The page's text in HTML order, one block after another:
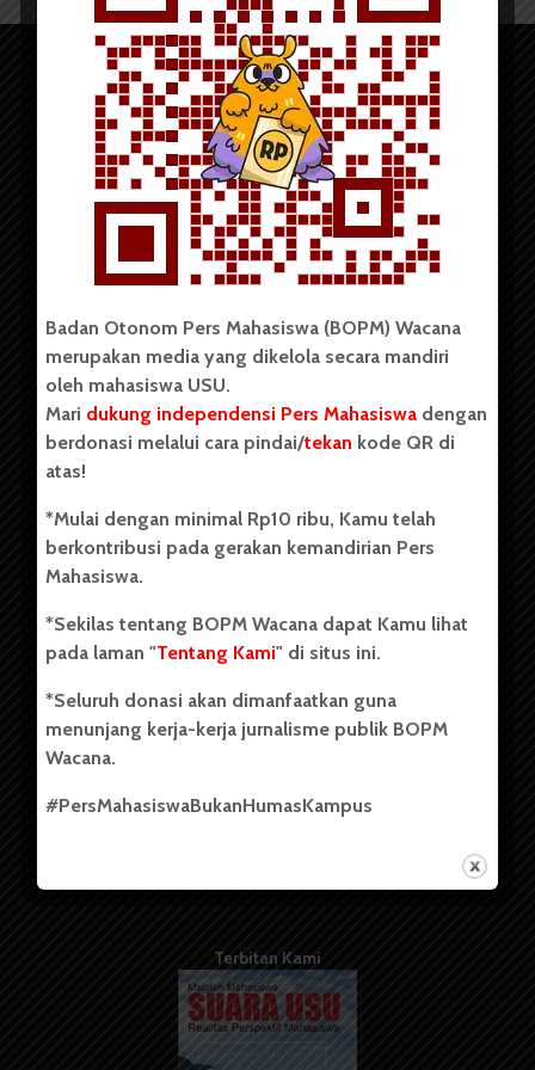
Copyright © 2023. All rights reserved BOPM WACANA.
Badan Otonom Pers Mahasiswa (BOPM) Wacana merupakan
pers mahasiswa yang berdiri di luar kampus dan dikelola
secara mandiri oleh mahasiswa Universitas Sumatera Utara
(USU). Sebelumnya BOPM Wacana merupakan salah satu
Unit Kegiatan Mahasiswa (UKM) di Universitas Sumatera
berdiri pada 1 Juli 1995.
Kontribusi
Info Iklan
Pedoman Media Siber
Kode Etik Jurnalistik
Terbitan Kami
Badan Otonom Pers Mahasiswa (BOPM) Wacana
merupakan media yang dikelola secara mandiri
oleh mahasiswa USU.
Mari dukung independensi Pers Mahasiswa dengan
berdonasi melalui cara pindai/tekan kode QR di
atas!
*Mulai dengan minimal Rp10 ribu, Kamu telah
berkontribusi pada gerakan kemandirian Pers
Mahasiswa.
*Sekilas tentang BOPM Wacana dapat Kamu lihat
pada laman "Tentang Kami" di situs ini.
*Seluruh donasi akan dimanfaatkan guna
menunjang kerja-kerja jurnalisme publik BOPM
Wacana.
#PersMahasiswaBukanHumasKampus